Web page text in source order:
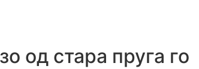
од стара пруга го